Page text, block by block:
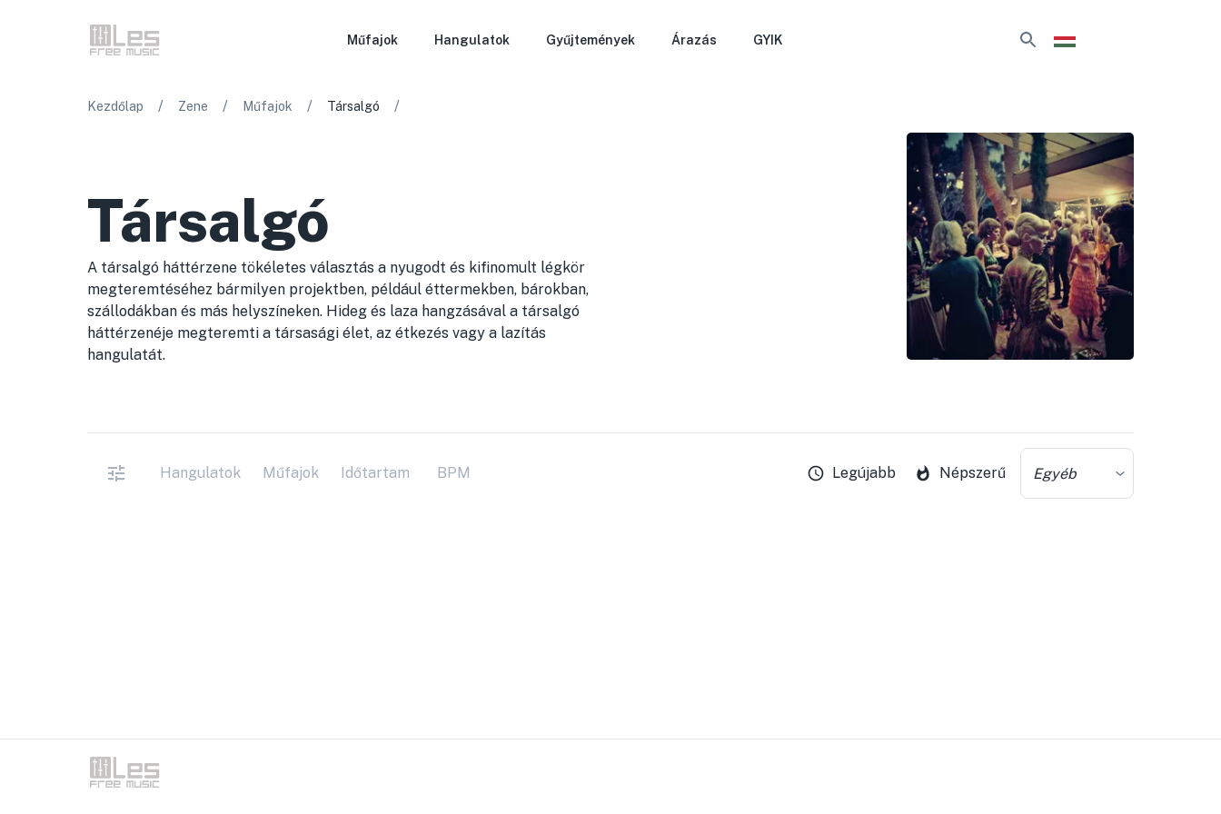
Műfajok Hangulatok Gyűjtemények Árazás GYIK
Kezdőlap / Zene / Műfajok / Társalgó /
Társalgó
A társalgó háttérzene tökéletes választás a nyugodt és kifinomult légkör
megteremtéséhez bármilyen projektben, például éttermekben, bárokban,
szállodákban és más helyszíneken. Hideg és laza hangzásával a társalgó
háttérzenéje megteremti a társasági élet, az étkezés vagy a lazítás
hangulatát.
Hangulatok Műfajok Időtartam BPM Legújabb Népszerű Egyéb